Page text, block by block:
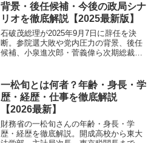
背景・後任候補・今後の政局シナ
リオを徹底解説【2025最新版】
石破茂総理が2025年9月7日に辞任を決
断。参院選大敗や党内圧力の背景、後任
候補、小泉進次郎・菅義偉ら次期総裁の
一松旬とは何者？年齢・身長・学
歴・経歴・仕事を徹底解説
【2026最新】
財務省の一松旬さんの年齢・身長・学
歴・経歴を徹底解説。開成高校から東大